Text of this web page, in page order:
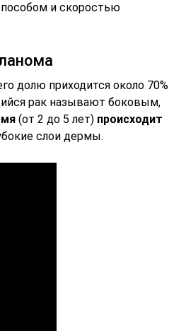
и скоростью
долю приходится около 70%
рак называют боковым,
(от 2 до 5 лет) происходит
слои дермы.